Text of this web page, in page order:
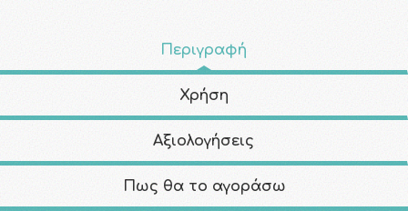
Περιγραφή
Χρήση
Αξιολογήσεις
Πως θα το αγοράσω